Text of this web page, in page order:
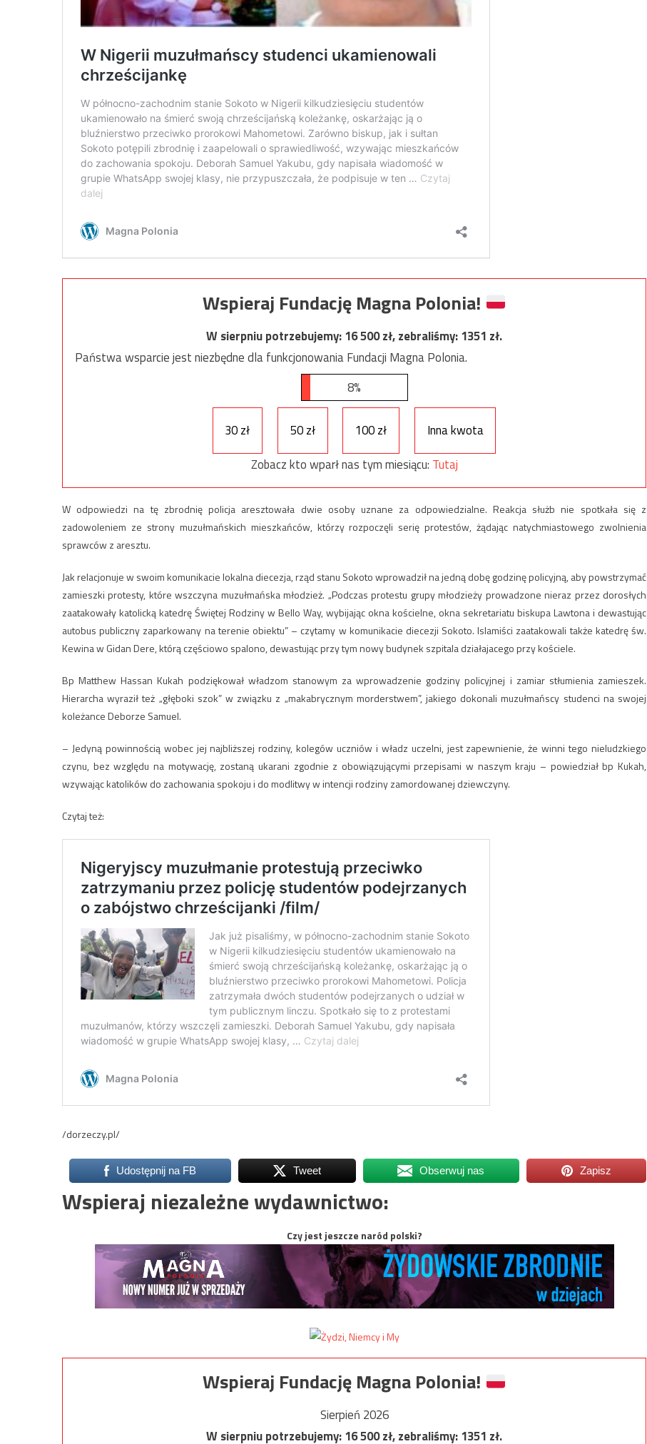
Wspieraj Fundację Magna Polonia!
W sierpniu potrzebujemy:16 500zł, zebraliśmy:1351 zł.
Państwa wsparcie jest niezbędne dla funkcjonowania Fundacji Magna Polonia.
8%
30 zł 50 zł 100 zł
Inna kwota
Zobacz kto wparł nas tym miesiącu: Tutaj
W odpowiedzi na tę zbrodnię policja aresztowała dwie osoby uznane za odpowiedzialne. Reakcja służb nie spotkała się z
zadowoleniem ze strony muzułmańskich mieszkańców, którzy rozpoczęli serię protestów, żądając natychmiastowego zwolnienia
sprawców z aresztu.
Jak relacjonuje w swoim komunikacie lokalna diecezja, rząd stanu Sokoto wprowadził na jedną dobę godzinę policyjną, aby powstrzymać
zamieszki protesty, które wszczyna muzułmańska młodzież. „Podczas protestu grupy młodzieży prowadzone nieraz przez dorosłych
zaatakowały katolicką katedrę Świętej Rodziny w Bello Way, wybijając okna kościelne, okna sekretariatu biskupa Lawtona i dewastując
autobus publiczny zaparkowany na terenie obiektu” – czytamy w komunikacie diecezji Sokoto. Islamiści zaatakowali także katedrę św.
Kewina w Gidan Dere, którą częściowo spalono, dewastując przy tym nowy budynek szpitala działajacego przy kościele.
Bp Matthew Hassan Kukah podziękował władzom stanowym za wprowadzenie godziny policyjnej i zamiar stłumienia zamieszek.
Hierarcha wyraził też „głęboki szok” w związku z „makabrycznym morderstwem”, jakiego dokonali muzułmańscy studenci na swojej
koleżance Deborze Samuel.
– Jedyną powinnością wobec jej najbliższej rodziny, kolegów uczniów i władz uczelni, jest zapewnienie, że winni tego nieludzkiego
czynu, bez względu na motywację, zostaną ukarani zgodnie z obowiązującymi przepisami w naszym kraju – powiedział bp Kukah,
wzywając katolików do zachowania spokoju i do modlitwy w intencji rodziny zamordowanej dziewczyny.
Czytaj też:
/dorzeczy.pl/
Udostępnij na FB Tweet Obserwuj nas Zapisz
Wspieraj niezależne wydawnictwo:
Czy jest jeszcze naród polski?
Wspieraj Fundację Magna Polonia!
Sierpień 2026
W sierpniu potrzebujemy:16 500zł, zebraliśmy:1351 zł.